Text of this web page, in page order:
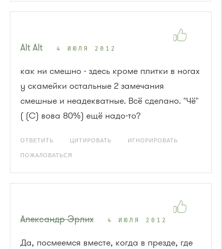
Alt Alt 4 ИЮЛЯ 2012
как ни смешно - здесь кроме плитки в ногах
у скамейки остальные 2 замечания
смешные и неадекватные. Всё сделано. "Чё"
( (С) вова 80%) ещё надо-то?
ОТВЕТИТЬ ЦИТИРОВАТЬ ИГНОРИРОВАТЬ
ПОЖАЛОВАТЬСЯ
Александр Эрлих 4 ИЮЛЯ 2012
Да, посмеемся вместе, когда в презде, где